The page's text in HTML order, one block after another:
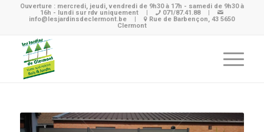
Ouverture : mercredi, jeudi, vendredi de 9h30 à 17h - samedi de 9h30 à
16h - lundi sur rdv uniquement
| 071/87.41.88
|
info@lesjardinsdeclermont.be
|
Rue de Barbençon, 43 5650
Clermont